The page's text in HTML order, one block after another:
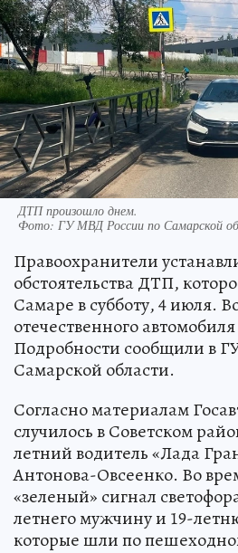
ДТП произошло днем.
Фото: ГУ МВД России по Самарской
Правоохранители
обстоятельства ДТП,
Самаре в субботу, 4 июля.
отечественного
Подробности сообщили в
Самарской области.
Согласно материалам
случилось в Советском
летний водитель «Лада
Антонова-Овсеенко. Во
«зеленый» сигнал
летнего мужчину и 19-
которые шли по